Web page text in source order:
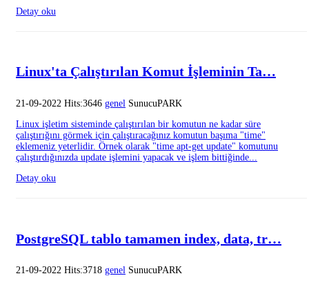
Detay oku
Linux'ta Çalıştırılan Komut İşleminin Ta…
21-09-2022 Hits:3646 genel SunucuPARK
Linux işletim sisteminde çalıştırılan bir komutun ne kadar süre
çalıştırığını görmek için çalıştıracağınız komutun başıma "time"
eklemeniz yeterlidir. Örnek olarak "time apt-get update" komutunu
çalıştırdığınızda update işlemini yapacak ve işlem bittiğinde...
Detay oku
PostgreSQL tablo tamamen index, data, tr…
21-09-2022 Hits:3718 genel SunucuPARK